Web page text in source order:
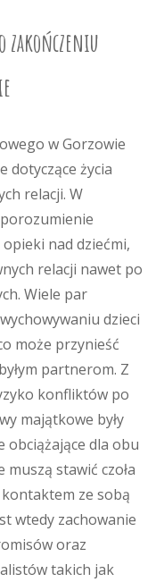
zakończeniu
w Gorzowie
dotyczące życia
relacji. W
nad dziećmi,
relacji nawet po
Wiele par
dzieci
może przynieść
partnerom. Z
konfliktów po
majątkowe były
dla obu
muszą stawić czoła
ze sobą
wtedy zachowanie
oraz
takich jak